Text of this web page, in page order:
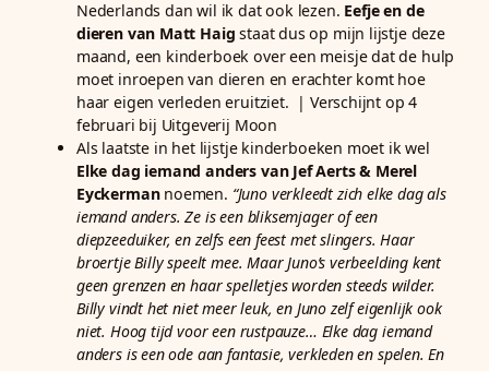
Nederlands dan wil ik dat ook lezen. Eefje en de
dieren van Matt Haig staat dus op mijn lijstje deze
maand, een kinderboek over een meisje dat de hulp
moet inroepen van dieren en erachter komt hoe
haar eigen verleden eruitziet. | Verschijnt op 4
februari bij Uitgeverij Moon
Als laatste in het lijstje kinderboeken moet ik wel
Elke dag iemand anders van Jef Aerts & Merel
Eyckermannoemen. “Juno verkleedt zich elke dag als
iemand anders. Ze is een bliksemjager of een
diepzeeduiker, en zelfs een feest met slingers. Haar
broertje Billy speelt mee. Maar Juno’s verbeelding kent
geen grenzen en haar spelletjes worden steeds wilder.
Billy vindt het niet meer leuk, en Juno zelf eigenlijk ook
niet. Hoog tijd voor een rustpauze… Elke dag iemand
anders is een ode aan fantasie, verkleden en spelen. En